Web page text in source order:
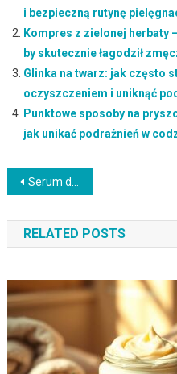
i bezpieczną rutynę
Kompres z zielonej herbaty
by skutecznie łagodził
Glinka na twarz: jak często
oczyszczeniem i uniknąć
Punktowe sposoby na
jak unikać podrażnień w
Nawigacja
wpisu
Serum do cery trądzikowej: jak wybrać składniki i stosować bez ryzyka podrażnień
RELATED POSTS